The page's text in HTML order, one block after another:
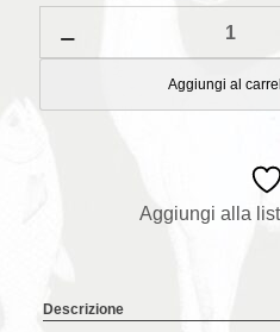
Peter
Rabbit
Aggiungi al
Aggiungi alla
Descrizione